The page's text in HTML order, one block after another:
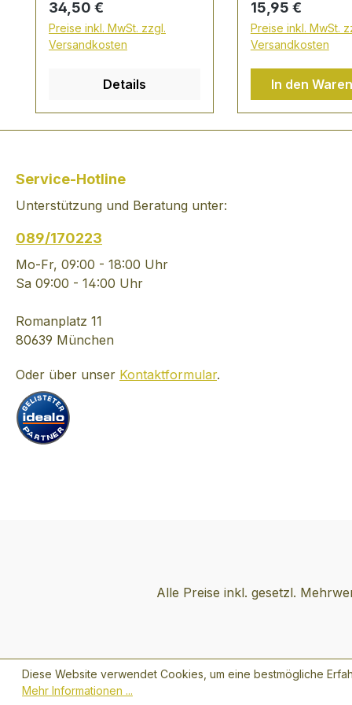
einer tief goldenen,
opulenten Farbe. Ein
hochwertiger Cognac
de-vies der Grande und
Petite Champagne kreiert
wird - in edler
Regulärer Preis:
34,50 €
Preise inkl. MwSt. zzgl.
Versandkosten
Details
Serve: gemixt mit
oder als
Spritz
Arancia 0.0% -
Schweppes
Water - 1/2
Regulärer Preis:
15,95 €
Preise inkl. MwSt.
Versandkosten
In den
Service-Hotline
Unterstützung und Beratung unter:
089/170223
Mo-Fr, 09:00 - 18:00 Uhr
Sa 09:00 - 14:00 Uhr
Romanplatz 11
80639 München
Oder über unser Kontaktformular.
Alle Preise inkl. gesetzl.
Diese Website verwendet Cookies, um eine bestmögliche
Mehr Informationen ...